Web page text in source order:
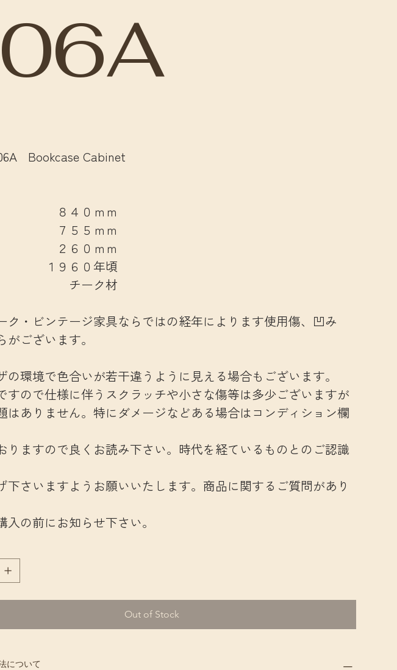
Bookcase Cabinet
４０ｍｍ
５５ｍｍ
６０ｍｍ
９６０年頃
チーク材
ク・ビンテージ家具ならではの経年によります使用傷、凹み
がございます。
環境で色合いが若干違うように見える場合もございます。
すので仕様に伴うスクラッチや小さな傷等は多少ございますが
はありません。特にダメージなどある場合はコンディション欄
りますので良くお読み下さい。時代を経ているものとのご認識
下さいますようお願いいたします。商品に関するご質問があり
入の前にお知らせ下さい。
Out of Stock
について